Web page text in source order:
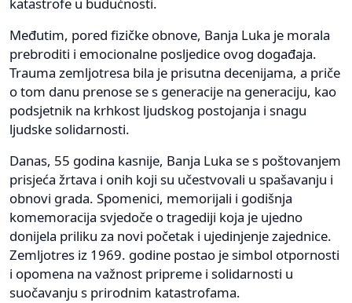
katastrofe u budućnosti.
Međutim, pored fizičke obnove, Banja Luka je morala
prebroditi i emocionalne posljedice ovog događaja.
Trauma zemljotresa bila je prisutna decenijama, a priče
o tom danu prenose se s generacije na generaciju, kao
podsjetnik na krhkost ljudskog postojanja i snagu
ljudske solidarnosti.
Danas, 55 godina kasnije, Banja Luka se s poštovanjem
prisjeća žrtava i onih koji su učestvovali u spašavanju i
obnovi grada. Spomenici, memorijali i godišnja
komemoracija svjedoče o tragediji koja je ujedno
donijela priliku za novi početak i ujedinjenje zajednice.
Zemljotres iz 1969. godine postao je simbol otpornosti
i opomena na važnost pripreme i solidarnosti u
suočavanju s prirodnim katastrofama.